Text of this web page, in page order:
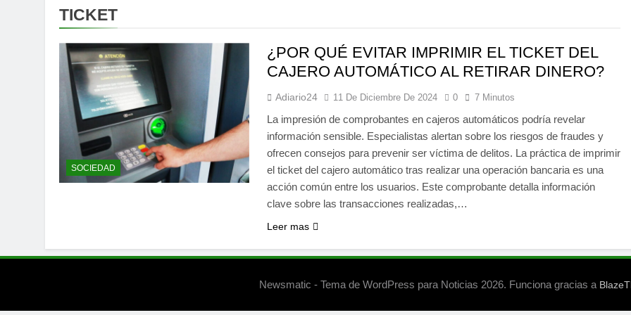
TICKET
SOCIEDAD
¿POR QUÉ EVITAR IMPRIMIR EL TICKET DEL
CAJERO AUTOMÁTICO AL RETIRAR DINERO?
Adiario24 11 De Diciembre De 2024 0 7 Minutos
La impresión de comprobantes en cajeros automáticos podría revelar
información sensible. Especialistas alertan sobre los riesgos de fraudes y
ofrecen consejos para prevenir ser víctima de delitos. La práctica de imprimir
el ticket del cajero automático tras realizar una operación bancaria es una
acción común entre los usuarios. Este comprobante detalla información
clave sobre las transacciones realizadas,…
Leer mas
Newsmatic - Tema de WordPress para Noticias 2026. Funciona gracias a